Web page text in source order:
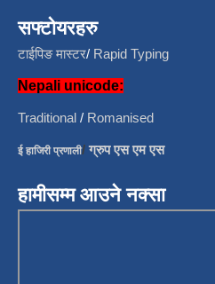
सफ्टोयरहरु
टाईपिङ मास्टर/ Rapid Typing
Nepali unicode:
Traditional / Romanised
ई हाजिरी प्रणाली/ग्रुप एस एम एस
हामीसम्म आउने नक्सा